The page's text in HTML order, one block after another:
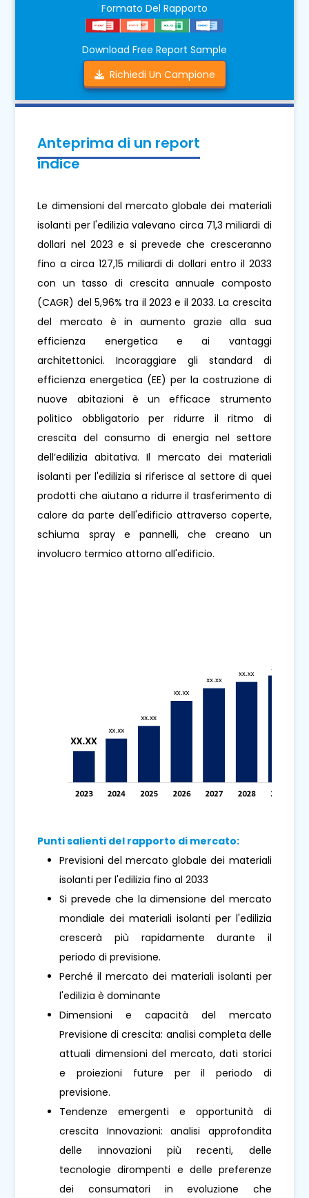
Formato Del Rapporto
Download Free Report Sample
Richiedi Un Campione
Anteprima di un report
indice
Le dimensioni del mercato globale dei materiali
isolanti per l'edilizia valevano circa 71,3 miliardi di
dollari nel 2023 e si prevede che cresceranno
fino a circa 127,15 miliardi di dollari entro il 2033
con un tasso di crescita annuale composto
(CAGR) del 5,96% tra il 2023 e il 2033. La crescita
del mercato è in aumento grazie alla sua
efficienza energetica e ai vantaggi
architettonici. Incoraggiare gli standard di
efficienza energetica (EE) per la costruzione di
nuove abitazioni è un efficace strumento
politico obbligatorio per ridurre il ritmo di
crescita del consumo di energia nel settore
dell’edilizia abitativa. Il mercato dei materiali
isolanti per l'edilizia si riferisce al settore di quei
prodotti che aiutano a ridurre il trasferimento di
calore da parte dell'edificio attraverso coperte,
schiuma spray e pannelli, che creano un
involucro termico attorno all'edificio.
Punti salienti del rapporto di mercato:
Previsioni del mercato globale dei materiali
isolanti per l'edilizia fino al 2033
Si prevede che la dimensione del mercato
mondiale dei materiali isolanti per l'edilizia
crescerà più rapidamente durante il
periodo di previsione.
Perché il mercato dei materiali isolanti per
l'edilizia è dominante
Dimensioni e capacità del mercato
Previsione di crescita: analisi completa delle
attuali dimensioni del mercato, dati storici
e proiezioni future per il periodo di
previsione.
Tendenze emergenti e opportunità di
crescita Innovazioni: analisi approfondita
delle innovazioni più recenti, delle
tecnologie dirompenti e delle preferenze
dei consumatori in evoluzione che